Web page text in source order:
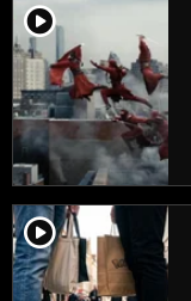
player2
player2